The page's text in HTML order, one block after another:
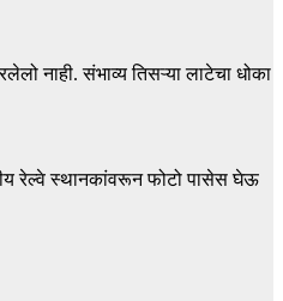
नाही. संभाव्य तिसऱ्या लाटेचा धोका
रेल्वे स्थानकांवरून फोटो पासेस घेऊ